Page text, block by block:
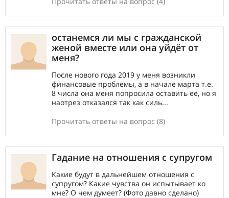
останемся ли мы с гражданской
женой вместе или она уйдёт от
меня?
После нового года 2019 у меня возникли
финансовые проблемы, а в начале марта т.е.
8 числа она меня попросила оставить её, но я
наотрез отказался так как силь...
Прочитать ответы на вопрос (8)
Гадание на отношения с супругом
Какие будут в дальнейшем отношения с
супругом? Какие чувства он испытывает ко
мне? О чем думеет? (Фото давно сделано)